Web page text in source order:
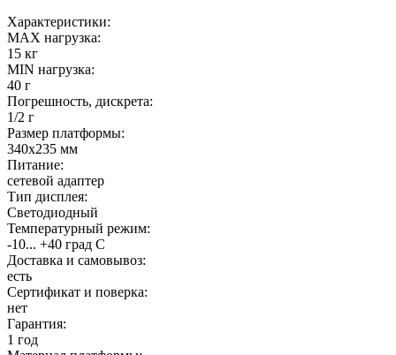
Характеристики:
MAX нагрузка:
15 кг
MIN нагрузка:
40 г
Погрешность, дискрета:
1/2 г
Размер платформы:
340х235 мм
Питание:
сетевой адаптер
Тип дисплея:
Светодиодный
Температурный режим:
-10... +40 град С
Доставка и самовывоз:
есть
Сертификат и поверка:
нет
Гарантия:
1 год